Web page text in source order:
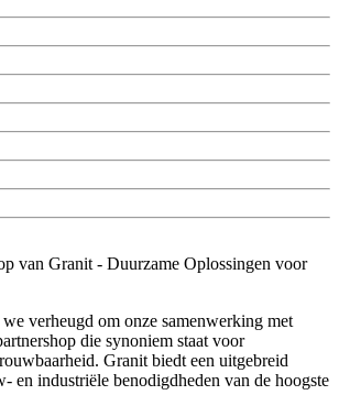
van Granit - Duurzame Oplossingen voor
verheugd om onze samenwerking met
die synoniem staat voor
Granit biedt een uitgebreid
en industriële benodigdheden van de hoogste